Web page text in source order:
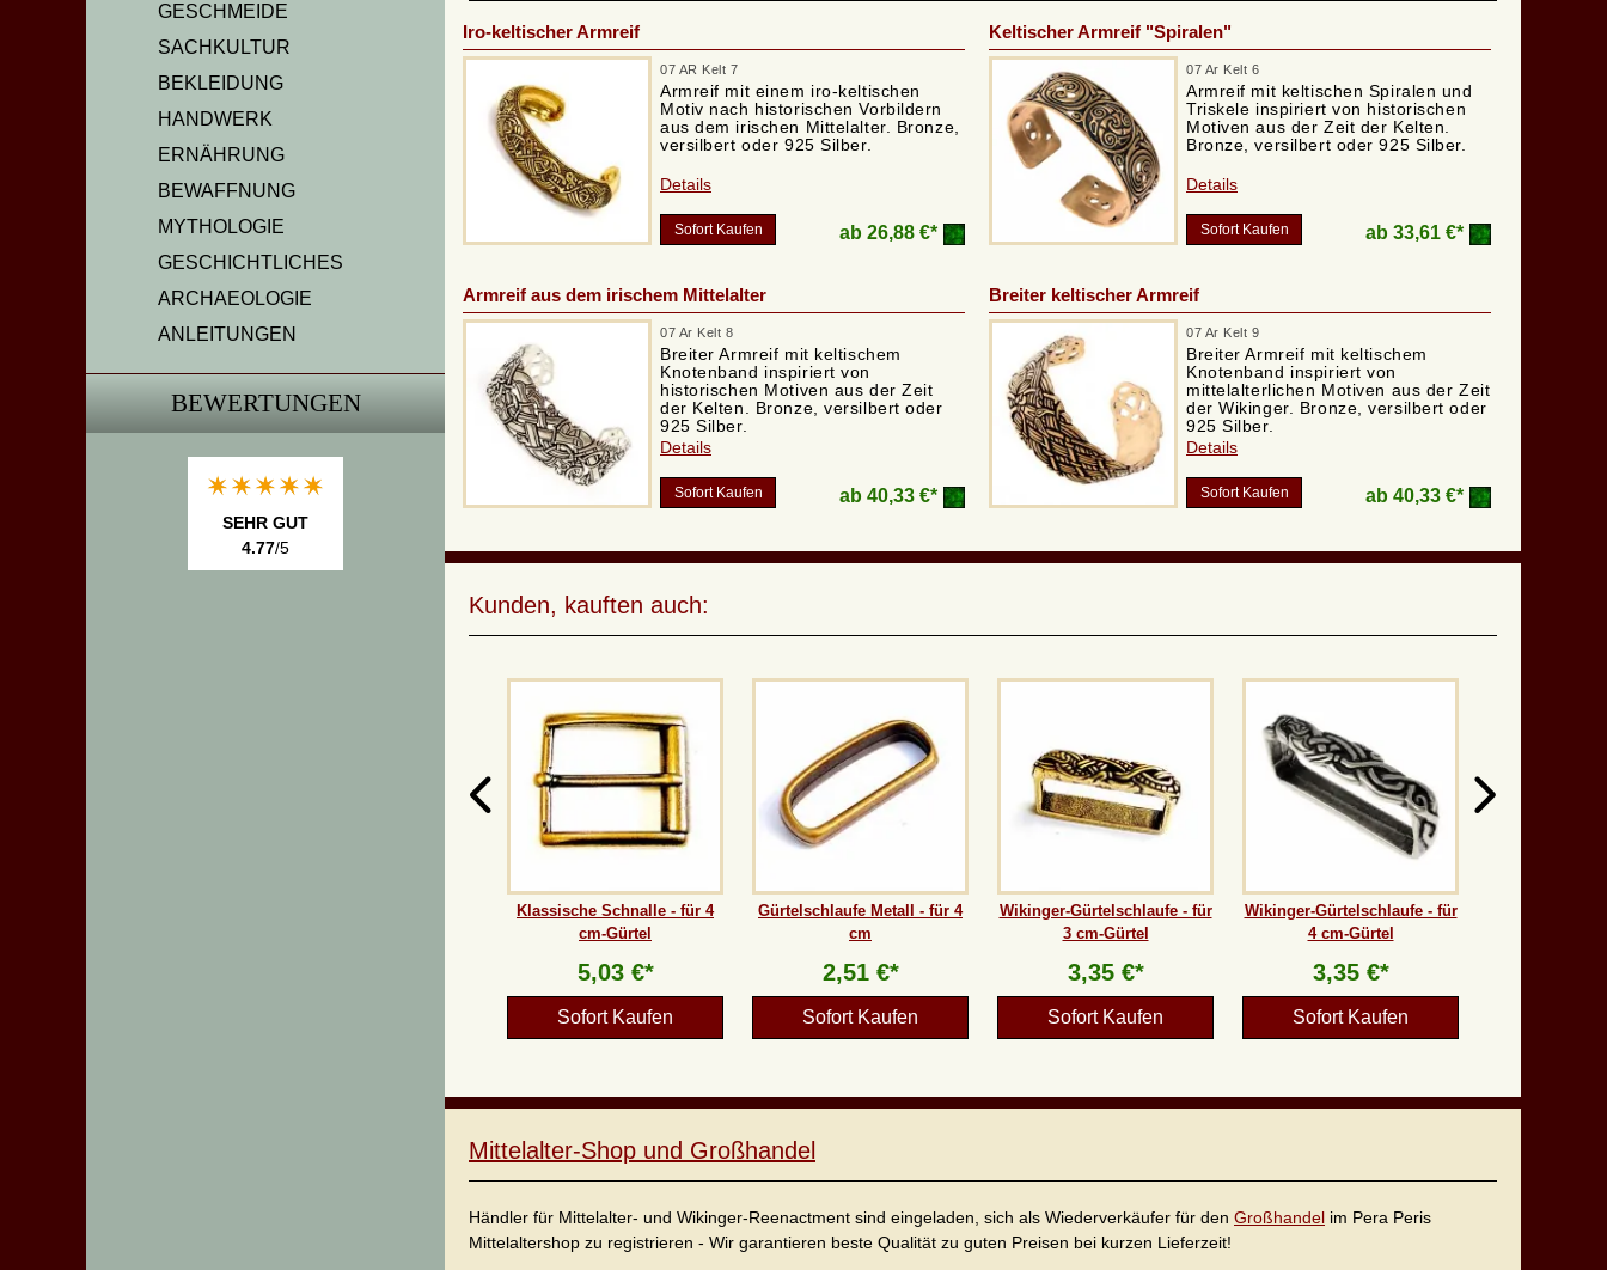
GESCHMEIDE
SACHKULTUR
BEKLEIDUNG
HANDWERK
ERNÄHRUNG
BEWAFFNUNG
MYTHOLOGIE
GESCHICHTLICHES
ARCHAEOLOGIE
ANLEITUNGEN
BEWERTUNGEN
SEHR GUT
4.77/5
Iro-keltischer Armreif
07 AR Kelt 7
Armreif mit einem iro-keltischen
Motiv nach historischen Vorbildern
aus dem irischen Mittelalter. Bronze,
versilbert oder 925 Silber.
Details
Sofort Kaufen ab 26,88 €*
Keltischer Armreif "Spiralen"
07 Ar Kelt 6
Armreif mit keltischen Spiralen und
Triskele inspiriert von historischen
Motiven aus der Zeit der Kelten.
Bronze, versilbert oder 925 Silber.
Details
Sofort Kaufen ab 33,61 €*
Armreif aus dem irischem Mittelalter
07 Ar Kelt 8
Breiter Armreif mit keltischem
Knotenband inspiriert von
historischen Motiven aus der Zeit
der Kelten. Bronze, versilbert oder
925 Silber.
Details
Sofort Kaufen ab 40,33 €*
Breiter keltischer Armreif
07 Ar Kelt 9
Breiter Armreif mit keltischem
Knotenband inspiriert von
mittelalterlichen Motiven aus der Zeit
der Wikinger. Bronze, versilbert oder
925 Silber.
Details
Sofort Kaufen ab 40,33 €*
Kunden, kauften auch:
Klassische Schnalle - für 4
cm-Gürtel
5,03 €*
Sofort Kaufen
Gürtelschlaufe Metall - für 4
cm
2,51 €*
Sofort Kaufen
Wikinger-Gürtelschlaufe - für
3 cm-Gürtel
3,35 €*
Sofort Kaufen
Wikinger-Gürtelschlaufe - für
4 cm-Gürtel
3,35 €*
Sofort Kaufen
Mittelalter-Shop und Großhandel
Händler für Mittelalter- und Wikinger-Reenactment sind eingeladen, sich als Wiederverkäufer für den Großhandel im Pera Peris
Mittelaltershop zu registrieren - Wir garantieren beste Qualität zu guten Preisen bei kurzen Lieferzeit!